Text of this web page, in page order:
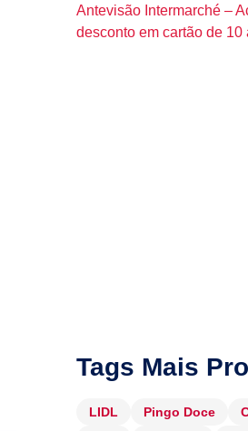
Antevisão Intermarché –
desconto em cartão de 10
Tags Mais
LIDL Pingo Doce